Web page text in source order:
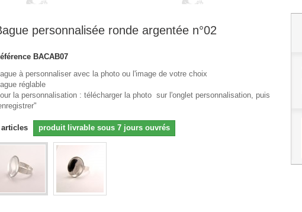
personnalisée ronde argentée n°02
BACAB07
à personnaliser avec la photo ou l'image de votre choix
réglable
la personnalisation : télécharger la photo sur l'onglet personnalisation, puis
articles produit livrable sous 7 jours ouvrés